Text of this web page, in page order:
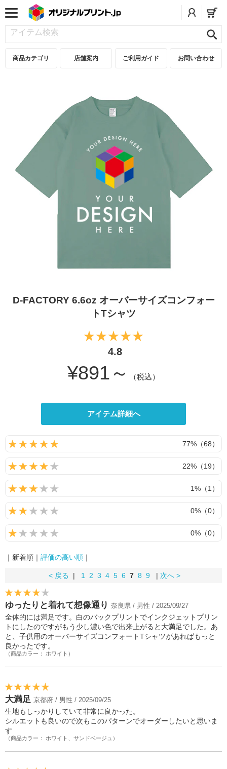
商品カテゴリ 店舗案内 ご利用ガイド お問い合わせ
D-FACTORY 6.6oz オーバーサイズコンフォー
トTシャツ
4.8
¥891～ （税込）
アイテム詳細へ
77%（68）
22%（19）
1%（1）
0%（0）
0%（0）
｜新着順｜ 評価の高い順 ｜
< 戻る | 1 2 3 4 5 6 7 8 9 | 次へ >
ゆったりと着れて想像通り 奈良県 / 男性 / 2025/09/27
全体的には満足です。白のバックプリントでインクジェットプリン
トにしたのですがもう少し濃い色で出来上がると大満足でした。あ
と、子供用のオーバーサイズコンフォートTシャツがあればもっと
良かったです。
（商品カラー： ホワイト）
大満足 京都府 / 男性 / 2025/09/25
生地もしっかりしていて非常に良かった。
シルエットも良いので次もこのパターンでオーダーしたいと思いま
す
（商品カラー： ホワイト、サンドベージュ）